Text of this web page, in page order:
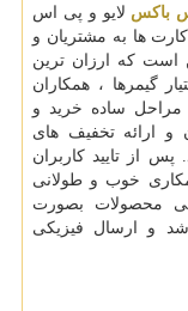
باکس لایو و پی اس
ها به مشتریان و
است که ارزان ترین
گیمرها ، همکاران
مراحل ساده خرید و
و ارائه تخفیف های
از تایید کاربران
خوب و طولانی
محصولات بصورت
شد و ارسال فیزیکی